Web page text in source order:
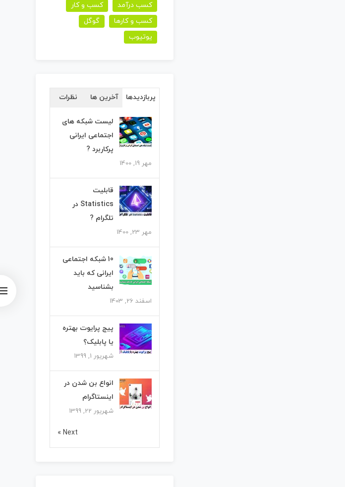
کسب درآمد
کسب و کار
کسب و کارها
گوگل
یوتیوب
پربازدیدها آخرین ها نظرات
لیست شبکه های
اجتماعی ایرانی
پرکاربرد ?
مهر 19, 1400
قابلیت
Statistics در
تلگرام ?
مهر 23, 1400
10 شبکه اجتماعی
ایرانی که باید
بشناسید
اسفند 26, 1403
پیج پرایوت بهتره
یا پابلیک؟
شهریور 1, 1399
انواع بن شدن در
اینستاگرام
شهریور 22, 1399
Next »